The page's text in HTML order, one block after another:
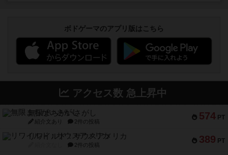
ボドゲーマのアプリ版はこちら
アクセス数 急上昇中
574 PT
無限まちがいさがし
紹介文あり 2件の投稿
389 PT
リワイルド：サウスアメリカ
2件の投稿